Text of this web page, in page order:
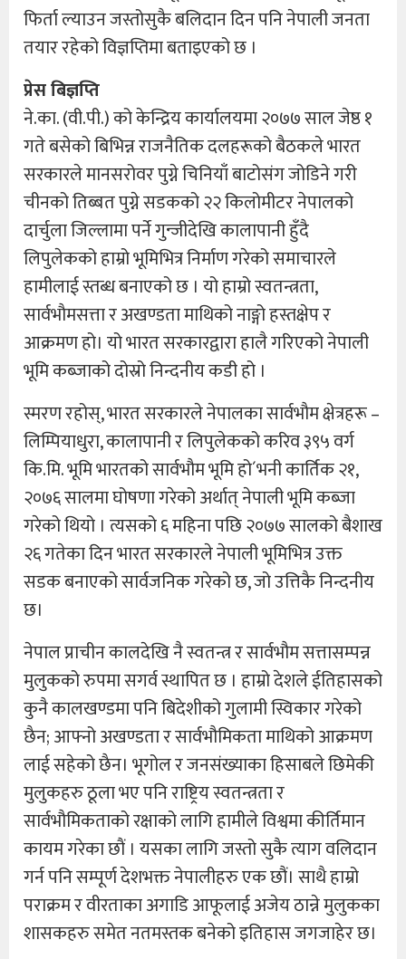
फिर्ता ल्याउन जस्तोसुकै बलिदान दिन पनि नेपाली जनता
तयार रहेको विज्ञप्तिमा बताइएको छ ।
प्रेस बिज्ञप्ति
ने.का. (वी.पी.) को केन्द्रिय कार्यालयमा २०७७ साल जेष्ठ १
गते बसेको बिभिन्न राजनैतिक दलहरूको बैठकले भारत
सरकारले मानसरोवर पुग्ने चिनियाँ बाटोसंग जोडिने गरी
चीनको तिब्बत पुग्ने सडकको २२ किलोमीटर नेपालको
दार्चुला जिल्लामा पर्ने गुन्जीदेखि कालापानी हुँदै
लिपुलेकको हाम्रो भूमिभित्र निर्माण गरेको समाचारले
हामीलाई स्तब्ध बनाएको छ । यो हाम्रो स्वतन्त्रता,
सार्वभाैमसत्ता र अखण्डता माथिको नाङ्गो हस्तक्षेप र
आक्रमण हो। यो भारत सरकारद्वारा हालै गरिएको नेपाली
भूमि कब्जाको दोस्रो निन्दनीय कडी हो ।
स्मरण रहोस्, भारत सरकारले नेपालका सार्वभाैम क्षेत्रहरू –
लिम्पियाधुरा, कालापानी र लिपुलेकको करिव ३९५ वर्ग
कि.मि. भूमि भारतको सार्वभाैम भूमि हो´भनी कार्तिक २१,
२०७६ सालमा घोषणा गरेको अर्थात् नेपाली भूमि कब्जा
गरेको थियो । त्यसको ६ महिना पछि २०७७ सालको बैशाख
२६ गतेका दिन भारत सरकारले नेपाली भूमिभित्र उक्त
सडक बनाएको सार्वजनिक गरेको छ, जो उत्तिकै निन्दनीय
छ।
नेपाल प्राचीन कालदेखि नै स्वतन्त्र र सार्वभौम सत्तासम्पन्न
मुलुकको रुपमा सगर्व स्थापित छ । हाम्रो देशले ईतिहासको
कुनै कालखण्डमा पनि बिदेशीको गुलामी स्विकार गरेको
छैन; आफ्नो अखण्डता र सार्वभौमिकता माथिको आक्रमण
लाई सहेको छैन। भूगोल र जनसंख्याका हिसाबले छिमेकी
मुलुकहरु ठूला भए पनि राष्ट्रिय स्वतन्त्रता र
सार्वभौमिकताको रक्षाको लागि हामीले विश्वमा कीर्तिमान
कायम गरेका छाैं । यसका लागि जस्तो सुकै त्याग वलिदान
गर्न पनि सम्पूर्ण देशभक्त नेपालीहरु एक छौं। साथै हाम्रो
पराक्रम र वीरताका अगाडि आफूलाई अजेय ठान्ने मुलुकका
शासकहरु समेत नतमस्तक बनेको इतिहास जगजाहेर छ।